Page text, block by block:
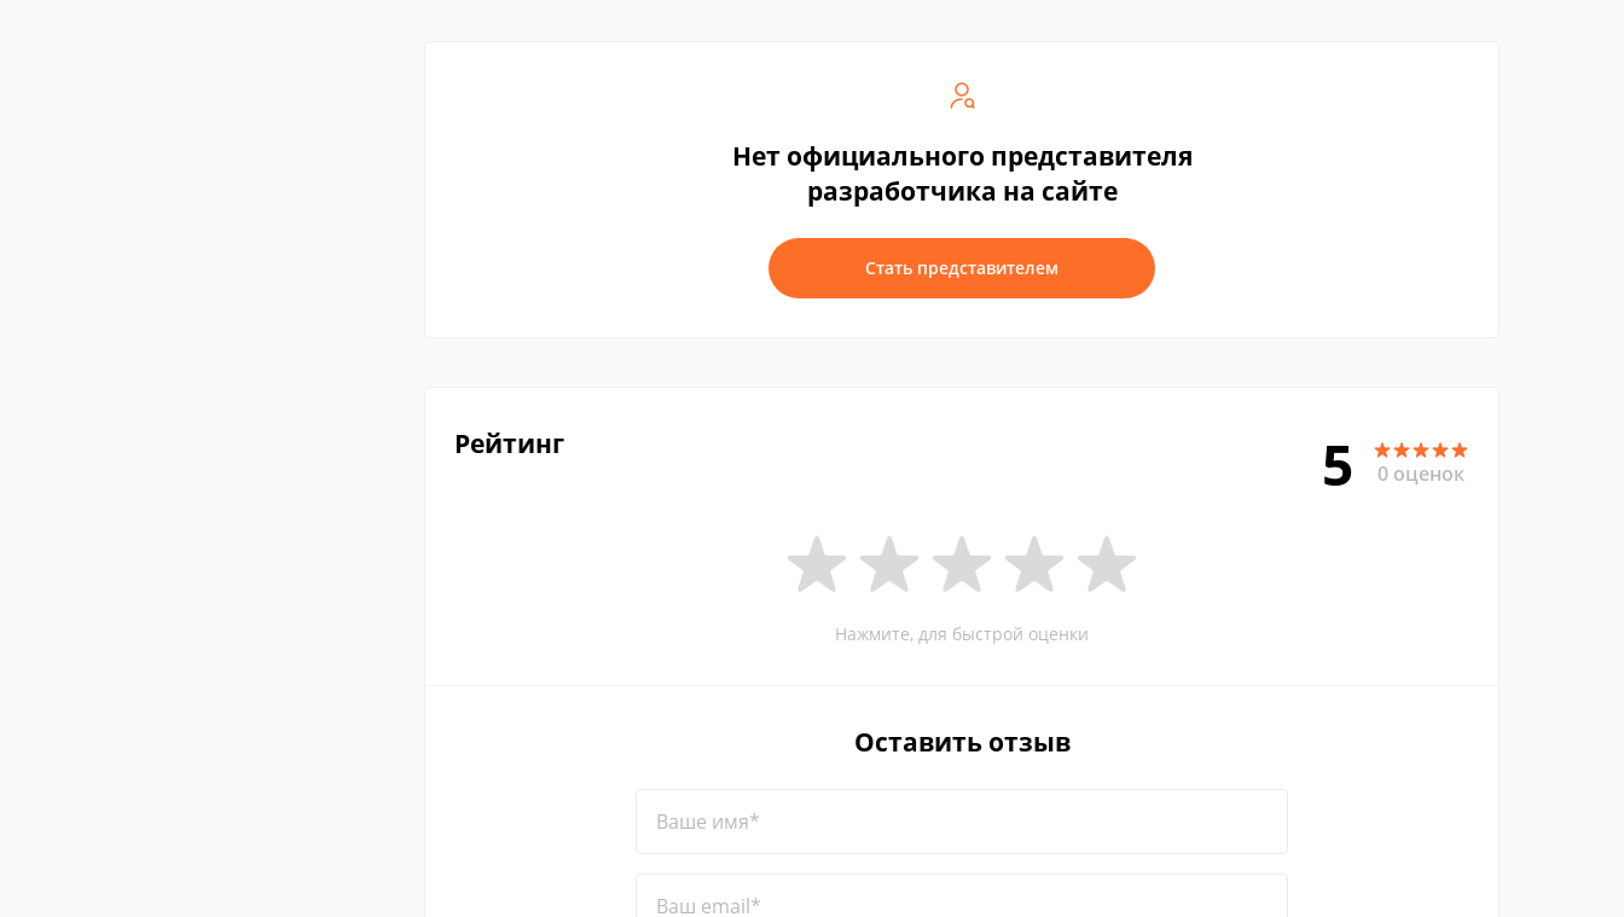
Нет официального представителя
разработчика на сайте
Стать представителем
Рейтинг 5 0 оценок
Нажмите, для быстрой оценки
Оставить отзыв
Ваше имя*
Ваш email*